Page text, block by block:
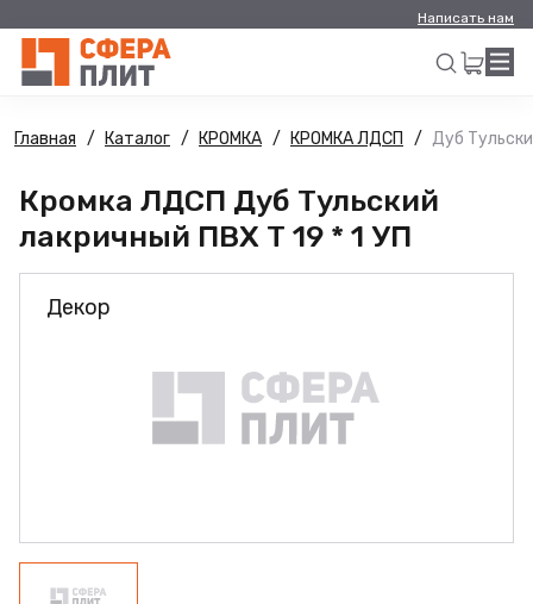
Написать нам
Искать
Главная Каталог КРОМКА КРОМКА ЛДСП Дуб
Кромка ЛДСП Дуб Тульский
лакричный ПВХ Т 19 * 1 УП
Декор